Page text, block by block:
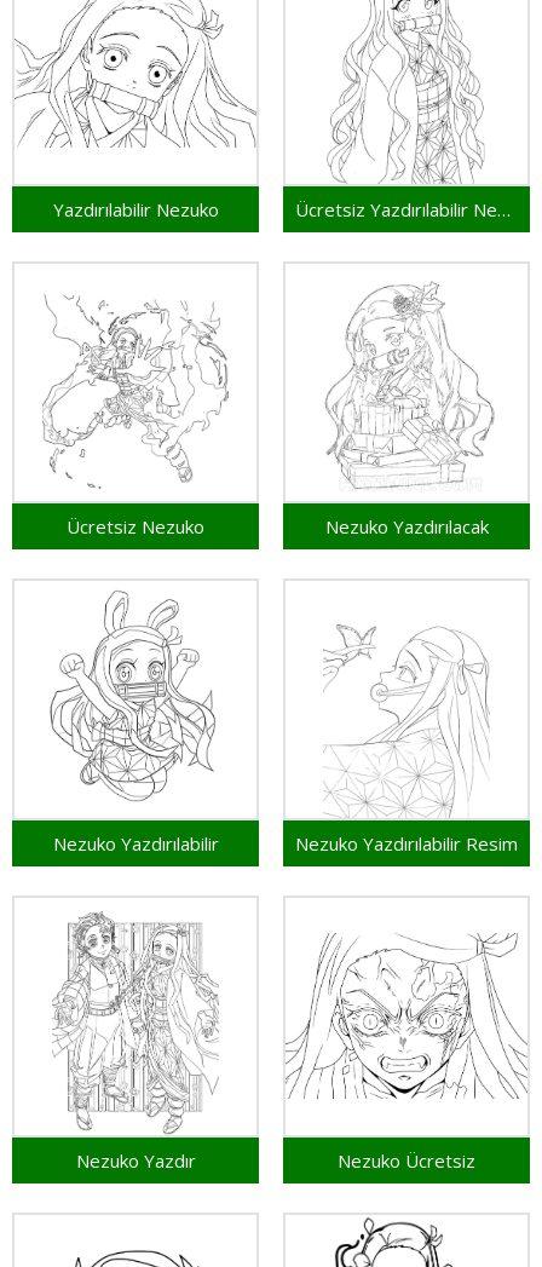
Yazdırılabilir Nezuko Ücretsiz Yazdırılabilir Nezuko
Ücretsiz Nezuko Nezuko Yazdırılacak
Nezuko Yazdırılabilir Nezuko Yazdırılabilir Resim
Nezuko Yazdır Nezuko Ücretsiz